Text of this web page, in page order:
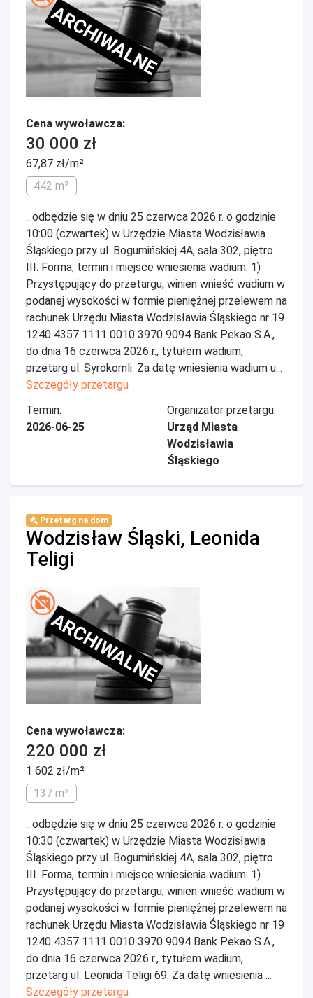
ARCHIWALNE
Cena wywoławcza:
30 000 zł
67,87 zł/m²
442 m²
...odbędzie się w dniu 25 czerwca 2026 r. o godzinie
10:00 (czwartek) w Urzędzie Miasta Wodzisławia
Śląskiego przy ul. Bogumińskiej 4A, sala 302, piętro
III. Forma, termin i miejsce wniesienia wadium: 1)
Przystępujący do przetargu, winien wnieść wadium w
podanej wysokości w formie pieniężnej przelewem na
rachunek Urzędu Miasta Wodzisławia Śląskiego nr 19
1240 4357 1111 0010 3970 9094 Bank Pekao S.A.,
do dnia 16 czerwca 2026 r., tytułem wadium,
przetarg ul. Syrokomli. Za datę wniesienia wadium u...
Szczegóły przetargu
Termin:
2026-06-25
Organizator przetargu:
Urząd Miasta
Wodzisławia
Śląskiego
Przetarg na dom
Wodzisław Śląski, Leonida
Teligi
ARCHIWALNE
Cena wywoławcza:
220 000 zł
1 602 zł/m²
137 m²
...odbędzie się w dniu 25 czerwca 2026 r. o godzinie
10:30 (czwartek) w Urzędzie Miasta Wodzisławia
Śląskiego przy ul. Bogumińskiej 4A, sala 302, piętro
III. Forma, termin i miejsce wniesienia wadium: 1)
Przystępujący do przetargu, winien wnieść wadium w
podanej wysokości w formie pieniężnej przelewem na
rachunek Urzędu Miasta Wodzisławia Śląskiego nr 19
1240 4357 1111 0010 3970 9094 Bank Pekao S.A.,
do dnia 16 czerwca 2026 r., tytułem wadium,
przetarg ul. Leonida Teligi 69. Za datę wniesienia ...
Szczegóły przetargu